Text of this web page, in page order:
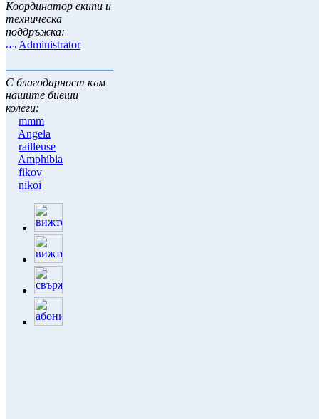
Координатор екипи и
техническа
поддръжка:
Administrator
С благодарност към
нашите бивши
колеги:
mmm
Angela
railleuse
Amphibia
fikov
nikoi